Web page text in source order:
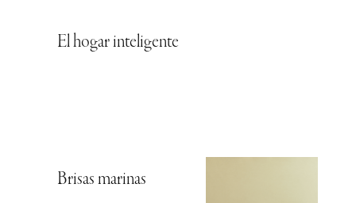
El hogar inteligente
Brisas marinas